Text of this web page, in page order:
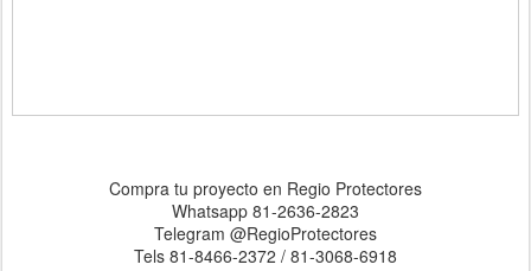
Compra tu proyecto en Regio Protectores
Whatsapp 81-2636-2823
Telegram @RegioProtectores
Tels 81-8466-2372 / 81-3068-6918